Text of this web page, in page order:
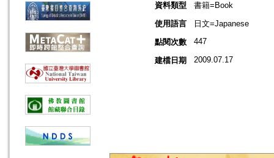
資料類型
書籍=Book
使用語言
日文=Japanese
點閱次數
447
建檔日期 2009.07.17